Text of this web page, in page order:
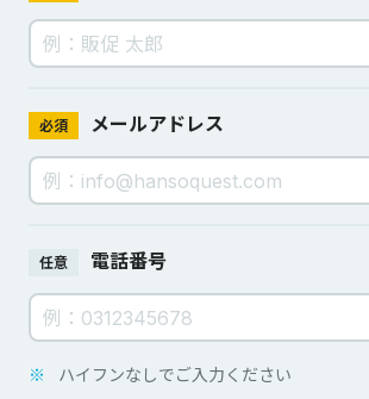
必須 メールアドレス
任意 電話番号
※ ハイフンなしでご入力ください